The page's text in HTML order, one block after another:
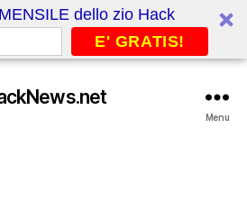
dello zio Hack
E' GRATIS!
Menu